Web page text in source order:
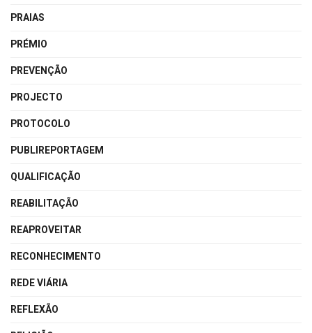
PRAIAS
PRÉMIO
PREVENÇÃO
PROJECTO
PROTOCOLO
PUBLIREPORTAGEM
QUALIFICAÇÃO
REABILITAÇÃO
REAPROVEITAR
RECONHECIMENTO
REDE VIÁRIA
REFLEXÃO